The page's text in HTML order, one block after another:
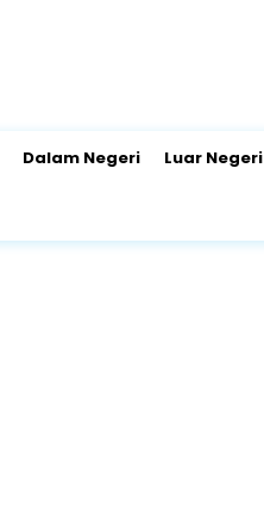
Dalam Negeri Luar Negeri